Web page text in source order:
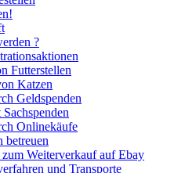
?
Futterstellen
Katzen
Geldspenden
Onlinekäufe
betreuen
zum Weiterverkauf auf Ebay
und Transporte